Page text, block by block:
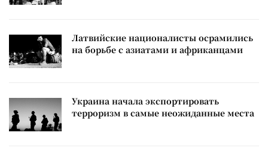
Латвийские националисты осрамились
на борьбе с азиатами и африканцами
Украина начала экспортировать
терроризм в самые неожиданные места